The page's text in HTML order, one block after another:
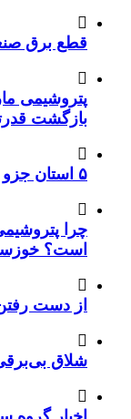
قطع برق
پتروشیمی
بازگشت
۵ استان جزو پرتحرک‌ترین اقتصاد‌های کشور
چرا
است؟ خوزستان
از دست
شلاق‌